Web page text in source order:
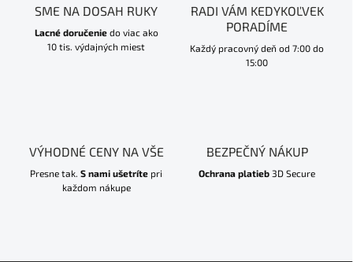
SME NA DOSAH RUKY
Lacné doručeniedo viac ako
10 tis. výdajných miest
RADI VÁM KEDYKOĽVEK
PORADÍME
Každý pracovný deň od 7:00 do
15:00
VÝHODNÉ CENY NA VŠE
Presne tak. S nami ušetríte pri
každom nákupe
BEZPEČNÝ NÁKUP
Ochrana platieb 3D Secure